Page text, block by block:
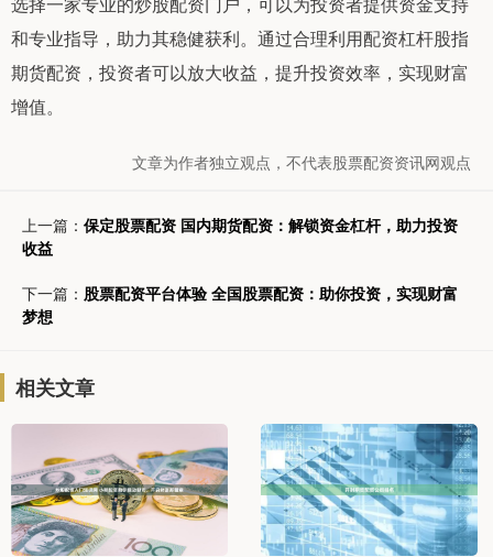
和专业指导，助力其稳健获利。通过合理利用配资杠杆股指
期货配资，投资者可以放大收益，提升投资效率，实现财富
增值。
文章为作者独立观点，不代表股票配资资讯网观点
上一篇： 保定股票配资 国内期货配资：解锁资金杠杆，助力投资
收益
下一篇： 股票配资平台体验 全国股票配资：助你投资，实现财富
梦想
相关文章